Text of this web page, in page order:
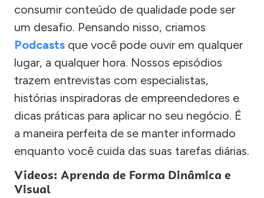
consumir conteúdo de qualidade pode ser
um desafio. Pensando nisso, criamos
Podcasts que você pode ouvir em qualquer
lugar, a qualquer hora. Nossos episódios
trazem entrevistas com especialistas,
histórias inspiradoras de empreendedores e
dicas práticas para aplicar no seu negócio. É
a maneira perfeita de se manter informado
enquanto você cuida das suas tarefas diárias.
Vídeos: Aprenda de Forma Dinâmica e
Visual